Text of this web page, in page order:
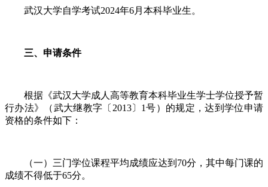
武汉大学自学考试2024年6月本科毕业生。
三、申请条件
根据《武汉大学成人高等教育本科毕业生学士学位授予暂
行办法》（武大继教字〔2013〕1号）的规定，达到学位申请
资格的条件如下：
（一）三门学位课程平均成绩应达到70分，其中每门课的
成绩不得低于65分。